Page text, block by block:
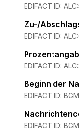
EDIFACT ID:
Zu-/
EDIFACT ID:
EDIFACT ID:
Beginn der
EDIFACT ID:
EDIFACT ID: